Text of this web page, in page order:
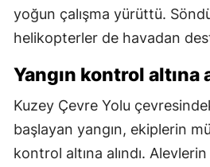
yoğun çalışma yürüttü.
helikopterler de havadan
Yangın kontrol altına
Kuzey Çevre Yolu
başlayan yangın, ekiplerin
kontrol altına alındı.